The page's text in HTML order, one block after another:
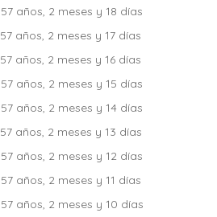
57 años, 2 meses y 18 días
57 años, 2 meses y 17 días
57 años, 2 meses y 16 días
57 años, 2 meses y 15 días
57 años, 2 meses y 14 días
57 años, 2 meses y 13 días
57 años, 2 meses y 12 días
57 años, 2 meses y 11 días
57 años, 2 meses y 10 días